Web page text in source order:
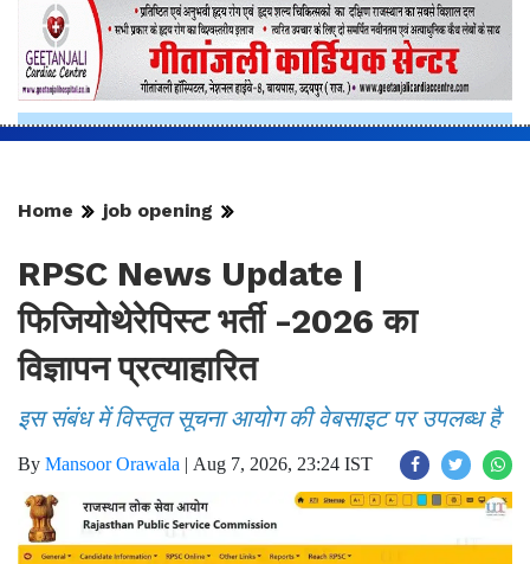
Home job opening
RPSC News Update |
फिजियोथेरेपिस्ट भर्ती -2026 का
विज्ञापन प्रत्याहारित
इस संबंध में विस्तृत सूचना आयोग की वेबसाइट पर उपलब्ध है
By Mansoor Orawala | Aug 7, 2026, 23:24 IST